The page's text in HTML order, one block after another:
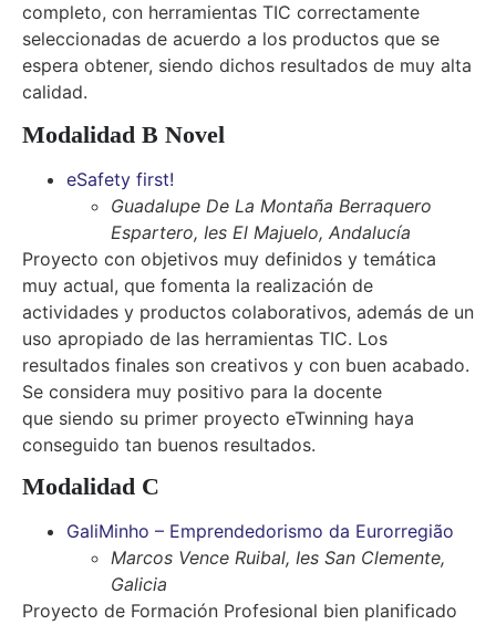
completo, con herramientas TIC correctamente
seleccionadas de acuerdo a los productos que se
espera obtener, siendo dichos resultados de muy alta
calidad.
Modalidad B Novel
eSafety first!
Guadalupe De La Montaña Berraquero
Espartero, Ies El Majuelo, Andalucía
Proyecto con objetivos muy definidos y temática
muy actual, que fomenta la realización de
actividades y productos colaborativos, además de un
uso apropiado de las herramientas TIC. Los
resultados finales son creativos y con buen acabado.
Se considera muy positivo para la docente
que siendo su primer proyecto eTwinning haya
conseguido tan buenos resultados.
Modalidad C
GaliMinho – Emprendedorismo da Eurorregião
Marcos Vence Ruibal, Ies San Clemente,
Galicia
Proyecto de Formación Profesional bien planificado